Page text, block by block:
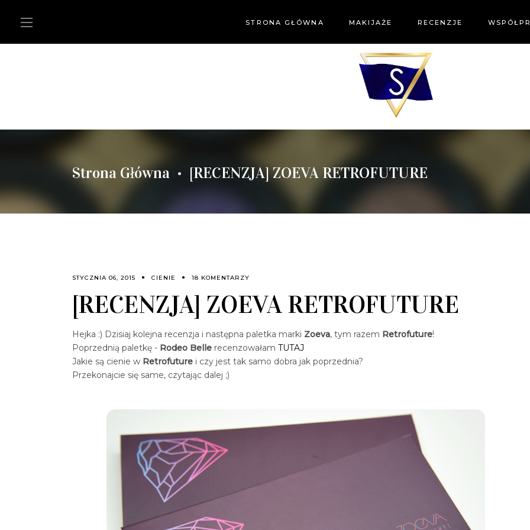
STRONA GŁÓWNA MAKIJAŻE RECENZJE
Strona Główna • [RECENZJA] ZOEVA RETROFUTURE
STYCZNIA 06, 2015 CIENIE 18 KOMENTARZY
[RECENZJA] ZOEVA RETROFUTURE
Hejka :) Dzisiaj kolejna recenzja i następna paletka marki Zoeva, tym razem Retrofuture!
Poprzednią paletkę - Rodeo Belle recenzowałam TUTAJ
Jakie są cienie w Retrofuture i czy jest tak samo dobra jak poprzednia?
Przekonajcie się same, czytając dalej ;)